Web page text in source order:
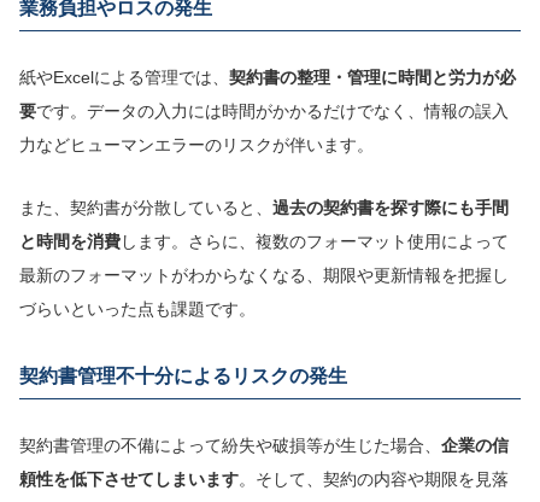
業務負担やロスの発生
紙やExcelによる管理では、 契約書の整理・管理に時間と労力が必
要です。データの入力には時間がかかるだけでなく、情報の誤入
力などヒューマンエラーのリスクが伴います。
また、契約書が分散していると、 過去の契約書を探す際にも手間
と時間を消費します。さらに、複数のフォーマット使用によって
最新のフォーマットがわからなくなる、期限や更新情報を把握し
づらいといった点も課題です。
契約書管理不十分によるリスクの発生
契約書管理の不備によって紛失や破損等が生じた場合、 企業の信
頼性を低下させてしまいます。そして、契約の内容や期限を見落